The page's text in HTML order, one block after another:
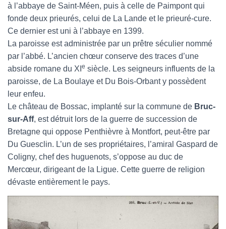
à l’abbaye de Saint-Méen, puis à celle de Paimpont qui
fonde deux prieurés, celui de La Lande et le prieuré-cure.
Ce dernier est uni à l’abbaye en 1399.
La paroisse est administrée par un prêtre séculier nommé
par l’abbé. L’ancien chœur conserve des traces d’une
abside romane du XI e siècle. Les seigneurs influents de la
paroisse, de La Boulaye et Du Bois-Orbant y possèdent
leur enfeu.
Le château de Bossac, implanté sur la commune de Bruc-
sur-Aff, est détruit lors de la guerre de succession de
Bretagne qui oppose Penthièvre à Montfort, peut-être par
Du Guesclin. L’un de ses propriétaires, l’amiral Gaspard de
Coligny, chef des huguenots, s’oppose au duc de
Mercœur, dirigeant de la Ligue. Cette guerre de religion
dévaste entièrement le pays.